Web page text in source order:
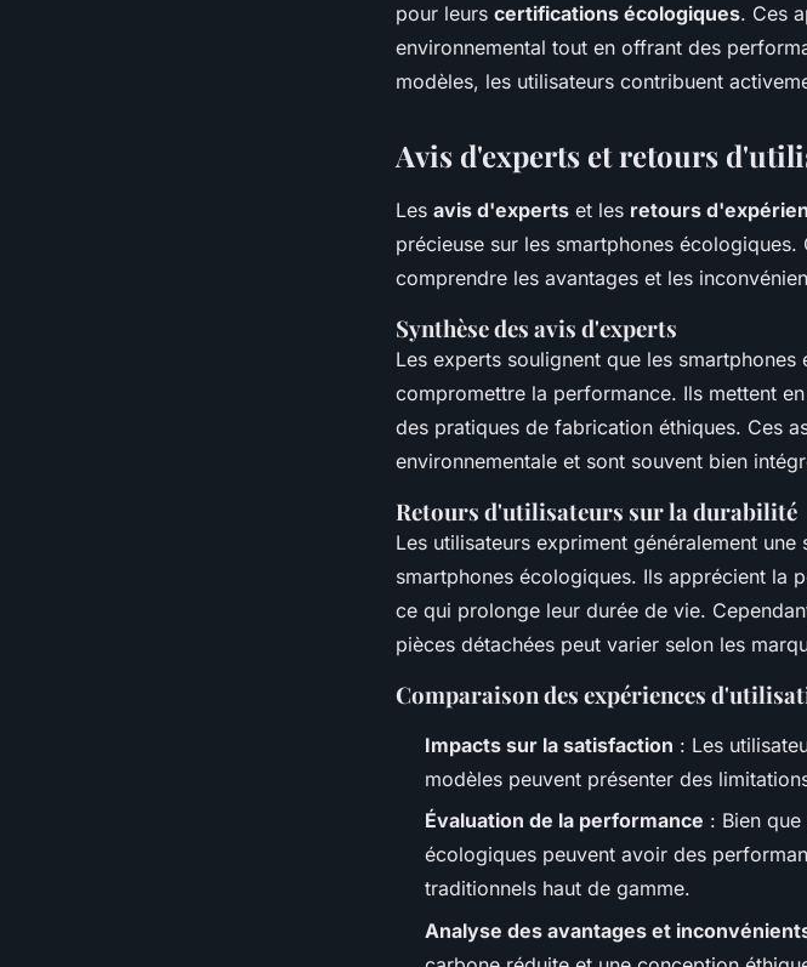
pour leurs certifications écologiques. Ces
environnemental tout en offrant des
modèles, les utilisateurs contribuent
Avis d'experts et retours
Les avis d'experts et les retours
précieuse sur les smartphones
comprendre les avantages et les
Synthèse des avis d'experts
Les experts soulignent que les
compromettre la performance. Ils mettent
des pratiques de fabrication éthiques. Ces
environnementale et sont souvent bien
Retours d'utilisateurs sur la durabilité
Les utilisateurs expriment généralement
smartphones écologiques. Ils apprécient la
ce qui prolonge leur durée de vie.
pièces détachées peut varier selon les
Comparaison des expériences
Impacts sur la satisfaction : Les
modèles peuvent présenter des
Évaluation de la performance : Bien
écologiques peuvent avoir des
traditionnels haut de gamme.
Analyse des avantages et